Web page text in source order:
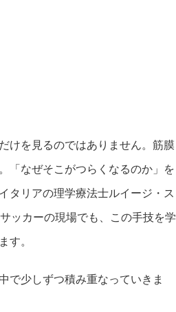
けを見るのではありません。筋膜
「なぜそこがつらくなるのか」を
タリアの理学療法士ルイージ・ス
ッカーの現場でも、この手技を学
す。
で少しずつ積み重なっていきま